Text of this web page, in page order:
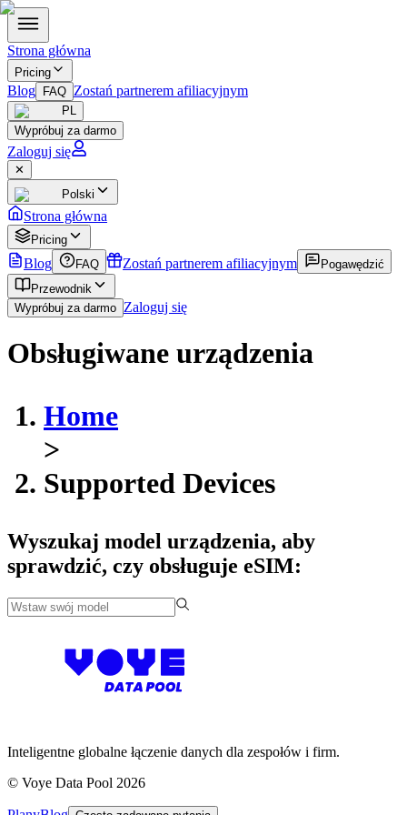
Strona główna
Pricing
Blog FAQ Zostań partnerem afiliacyjnym
PL
Wypróbuj za darmo
Zaloguj się
✕
Polski
Strona główna
Pricing
Blog FAQ Zostań partnerem afiliacyjnym
Pogawędzić
Przewodnik
Wypróbuj za darmo Zaloguj się
Obsługiwane urządzenia
Home
>
Supported Devices
Wyszukaj model urządzenia, aby
sprawdzić, czy obsługuje eSIM:
Inteligentne globalne łączenie danych dla zespołów i firm.
© Voye Data Pool 2026